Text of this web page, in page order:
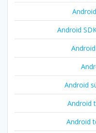
Android
Android
Android
Android